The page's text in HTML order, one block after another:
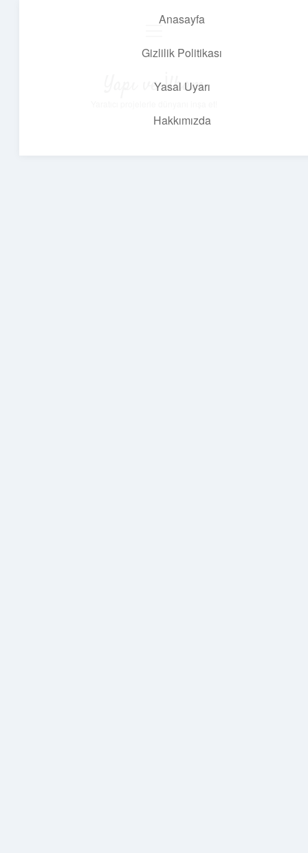
Anasayfa
Gizlilik Politikası
Yasal Uyarı
Hakkımızda
Yapı ve İlham